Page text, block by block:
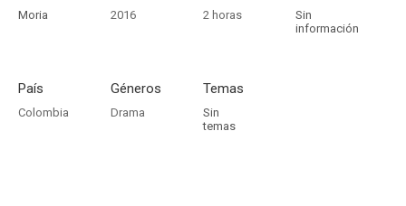
Moria 2016 2 horas
Sin
información
País
Colombia
Géneros
Drama
Temas
Sin
temas